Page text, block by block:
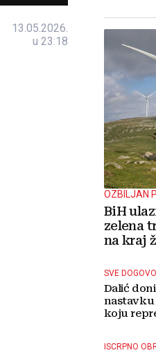
13.05.2026.
u 23:18
OZBILJAN
BiH
zelena
na kraj
SVE
Dalić
nastavku
koju
ISCRPNO